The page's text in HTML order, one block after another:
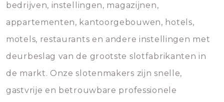
bedrijven, instellingen, magazijnen,
appartementen, kantoorgebouwen, hotels,
motels, restaurants en andere instellingen met
deurbeslag van de grootste slotfabrikanten in
de markt. Onze slotenmakers zijn snelle,
gastvrije en betrouwbare professionele